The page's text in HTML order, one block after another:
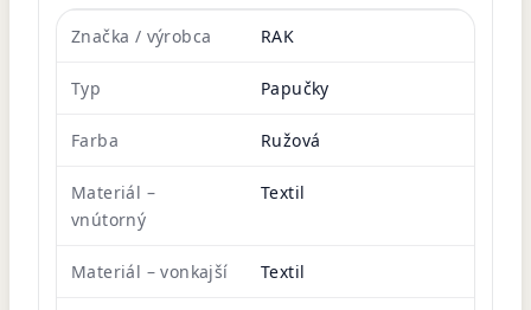
Značka / výrobca RAK
Typ Papučky
Farba Ružová
Materiál –
vnútorný
Textil
Materiál – vonkajší Textil